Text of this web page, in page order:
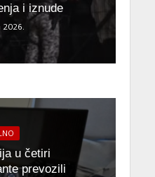
i iznude
2026.
u četiri
prevozili